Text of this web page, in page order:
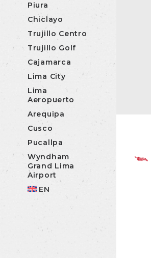
Piura
Chiclayo
Trujillo Centro
Trujillo Golf
Cajamarca
Lima City
Lima
Aeropuerto
Arequipa
Cusco
Pucallpa
Wyndham
Grand Lima
Airport
EN